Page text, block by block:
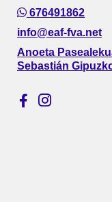
676491862
info@eaf-fva.net
Anoeta
Sebastián